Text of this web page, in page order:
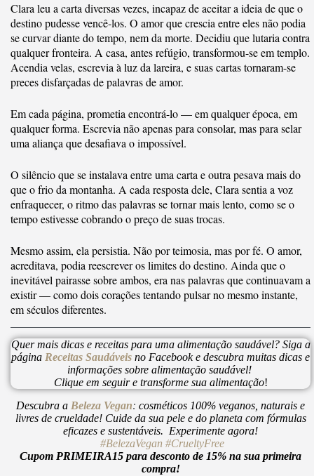
Clara leu a carta diversas vezes, incapaz de aceitar a ideia de que o
destino pudesse vencê-los. O amor que crescia entre eles não podia
se curvar diante do tempo, nem da morte. Decidiu que lutaria contra
qualquer fronteira. A casa, antes refúgio, transformou-se em templo.
Acendia velas, escrevia à luz da lareira, e suas cartas tornaram-se
preces disfarçadas de palavras de amor.
Em cada página, prometia encontrá-lo — em qualquer época, em
qualquer forma. Escrevia não apenas para consolar, mas para selar
uma aliança que desafiava o impossível.
O silêncio que se instalava entre uma carta e outra pesava mais do
que o frio da montanha. A cada resposta dele, Clara sentia a voz
enfraquecer, o ritmo das palavras se tornar mais lento, como se o
tempo estivesse cobrando o preço de suas trocas.
Mesmo assim, ela persistia. Não por teimosia, mas por fé. O amor,
acreditava, podia reescrever os limites do destino. Ainda que o
inevitável pairasse sobre ambos, era nas palavras que continuavam a
existir — como dois corações tentando pulsar no mesmo instante,
em séculos diferentes.
Quer mais dicas e receitas para uma alimentação saudável? Siga a
página Receitas Saudáveis no Facebook e descubra muitas dicas e
informações sobre alimentação saudável!
Clique em seguir e transforme sua alimentação!
Descubra a Beleza Vegan: cosméticos 100% veganos, naturais e
livres de crueldade! Cuide da sua pele e do planeta com fórmulas
eficazes e sustentáveis. Experimente agora!
#BelezaVegan #CrueltyFree
Cupom PRIMEIRA15 para desconto de 15% na sua primeira
compra!